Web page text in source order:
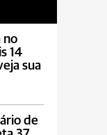
no
14
sua
de